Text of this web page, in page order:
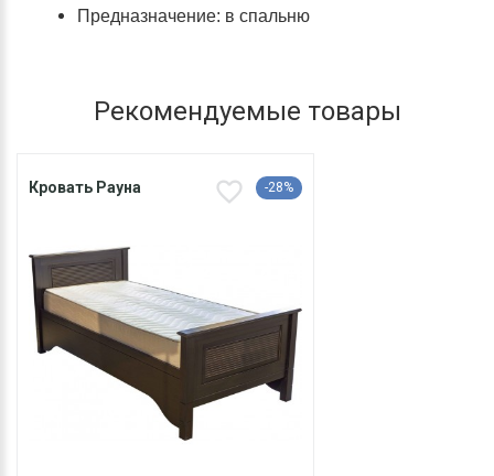
Предназначение: в спальню
Рекомендуемые товары
Кровать Рауна -28%